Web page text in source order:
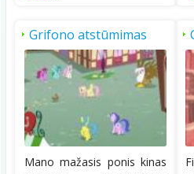
Grifono atstūmimas
Mano mažasis ponis kinas